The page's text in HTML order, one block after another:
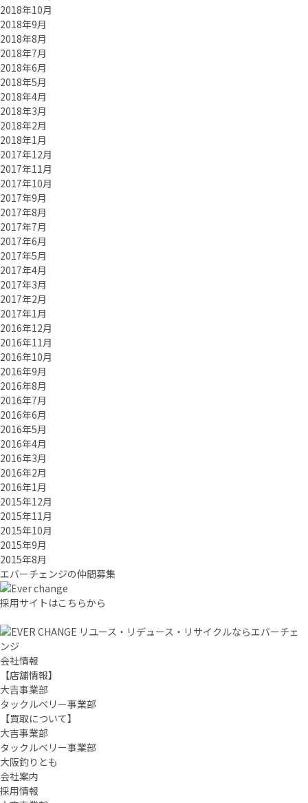
2018年10月
2018年9月
2018年8月
2018年7月
2018年6月
2018年5月
2018年4月
2018年3月
2018年2月
2018年1月
2017年12月
2017年11月
2017年10月
2017年9月
2017年8月
2017年7月
2017年6月
2017年5月
2017年4月
2017年3月
2017年2月
2017年1月
2016年12月
2016年11月
2016年10月
2016年9月
2016年8月
2016年7月
2016年6月
2016年5月
2016年4月
2016年3月
2016年2月
2016年1月
2015年12月
2015年11月
2015年10月
2015年9月
2015年8月
エバーチェ ンジの仲間募集
採用サイトはこちらから
リユース・リデュース・リサイクルならエバーチェ
ンジ
会社情報
【店舗情報】
大吉事業部
タックルベリー事業部
【買取について】
大吉事業部
タックルベリー事業部
大阪釣りとも
会社案内
採用情報